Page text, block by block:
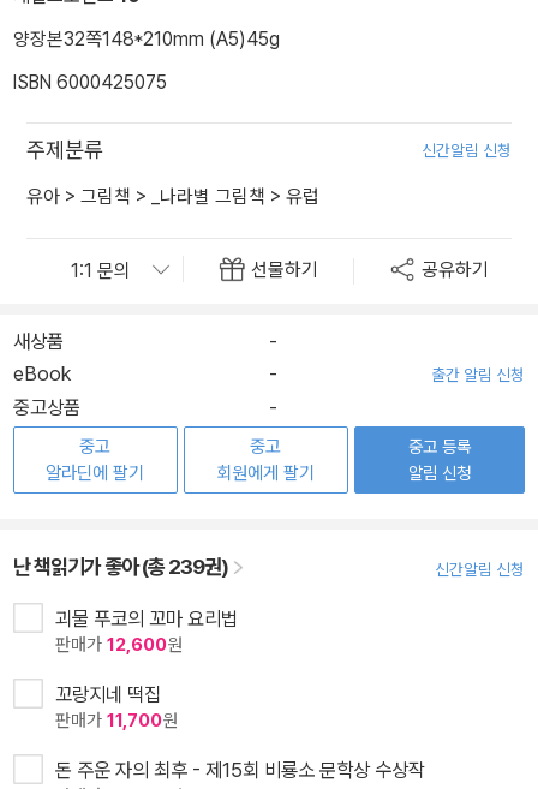
양장본32쪽148*210mm (A5)45g
ISBN 6000425075
주제분류 신간알림 신청
유아 > 그림책 > _나라별 그림책 > 유럽
선물하기 공유하기
새상품
-
eBook
- 출간 알림 신청
중고상품 -
중고
알라딘에 팔기
중고
회원에게 팔기
중고 등록
알림 신청
난 책읽기가 좋아 (총 239권) 신간알림 신청
괴물 푸코의 꼬마 요리법
판매가 12,600원
꼬랑지네 떡집
판매가 11,700원
돈 주운 자의 최후 - 제15회 비룡소 문학상 수상작